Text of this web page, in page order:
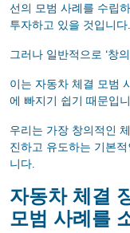
선의 모범 사례를 수립
투자하고 있을 것입니다.
그러나 일반적으로 ‘창
이는 자동차 체결 모범
에 빠지기 쉽기 때문입
우리는 가장 창의적인
진하고 유도하는 기본
니다.
자동차 체결
모범 사례를